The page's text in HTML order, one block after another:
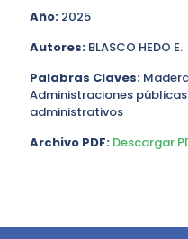
Año: 2025
Autores: BLASCO HEDO E.
Palabras Claves:
Administraciones
administrativos
Archivo PDF: Descargar